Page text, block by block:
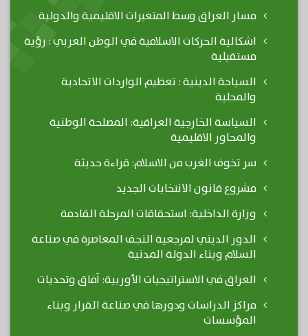
مسار العراق وسط المتغيرات الاقليمية والدولية
اشكالية الحركات الاسلامية في الوطن العربي : رؤية
مستقبلية
السياحة الدينية : تعظيم الواردات الاتحادية
والمحلية
السياسة الخارجية العراقية: المصلحة الوطنية
والمحاور الاقليمية
سر تخوف الغرب من الاسلام: قراءة حديثة
مشروع قانون الانتخابات الجديد
وزارة الداخلية: استحقاقات المرحلة القادمة
الدور الديني لمرجعية النجف المعاصرة في صناعة
السلام وبناء الدولة المدنية
العراق في الاستراتيجيات الأوربية: آفاق وتحديات
مراكز الدراسات ودورها في صناعة القرار وبناء
المؤسسات